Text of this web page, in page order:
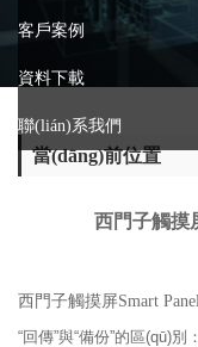
客戶案例
資料下載
聯(lián)系我們
當(dāng)前位置
西門子觸摸
西門子觸摸屏Smart
“回傳”與“備份”的區(qū)別：